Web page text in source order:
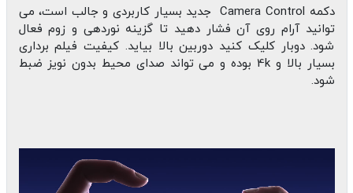
دکمه Camera Control جدید بسیار کاربردی و جالب است، می
توانید آرام روی آن فشار دهید تا گزینه نوردهی و زوم فعال
شود. دوبار کلیک کنید دوربین بالا بیاید. کیفیت فیلم برداری
بسیار بالا و 4k بوده و می تواند صدای محیط بدون نویز ضبط
شود.